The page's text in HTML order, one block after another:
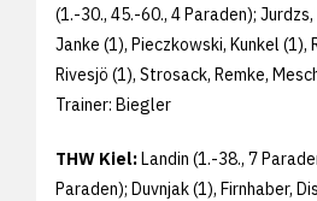
(1.-30., 45.-60., 4 Paraden);
Janke (1), Pieczkowski, Kunkel (1),
Rivesjö (1), Strosack, Remke,
Trainer: Biegler
THW Kiel:Landin (1.-38., 7
Paraden); Duvnjak (1), Firnhaber,